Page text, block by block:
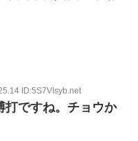
ID:5S7VIsyb.net
打ですね。チョウか